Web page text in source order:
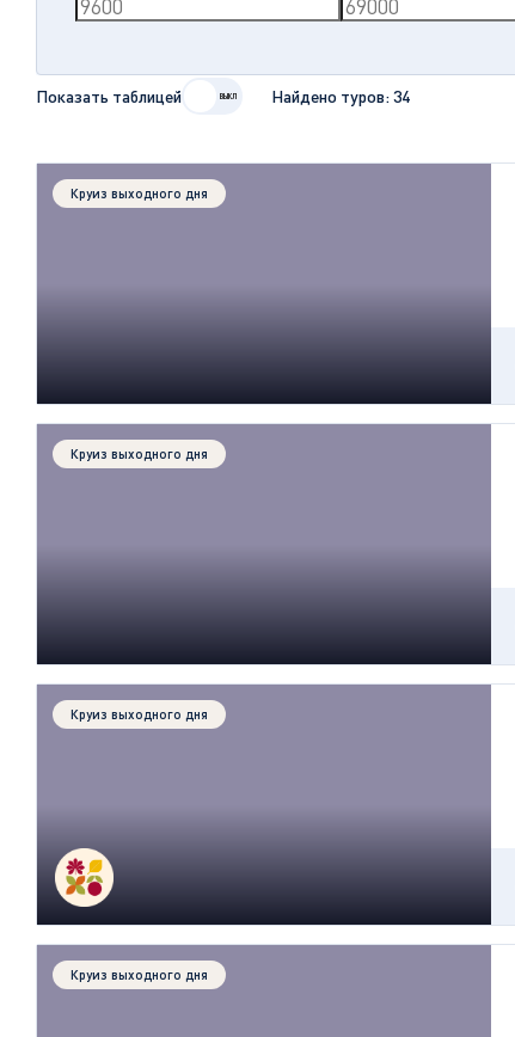
Показать таблицей Найдено туров:34
Круиз выходного дня
Круиз выходного дня
Круиз выходного дня
Круиз выходного дня